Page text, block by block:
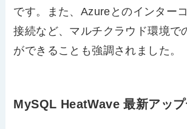
です。また、 Azure とのインター
接続など、マルチクラウド環境で
ができることも強調されました。
MySQL HeatWave 最新アッ